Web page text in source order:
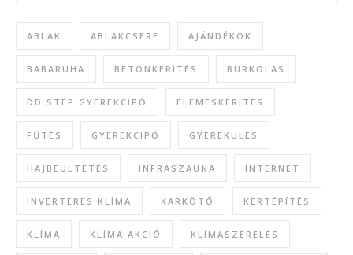
ABLAK ABLAKCSERE AJÁNDÉKOK
BABARUHA BETONKERÍTÉS BURKOLÁS
DD STEP GYEREKCIPŐ ELEMESKERITES
FŰTÉS GYEREKCIPŐ GYEREKÜLÉS
HAJBEÜLTETÉS INFRASZAUNA INTERNET
INVERTERES KLÍMA KARKÖTŐ KERTÉPÍTÉS
KLÍMA KLÍMA AKCIÓ KLÍMASZERELÉS